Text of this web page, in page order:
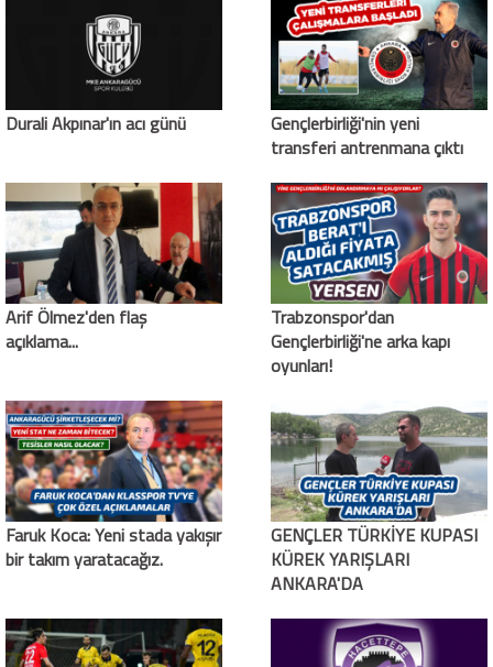
Durali Akpınar'ın acı günü
Gençlerbirliği'nin yeni
transferi antrenmana çıktı
Arif Ölmez'den flaş
açıklama...
Trabzonspor'dan
Gençlerbirliği'ne arka kapı
oyunları!
Faruk Koca: Yeni stada yakışır
bir takım yaratacağız.
GENÇLER TÜRKİYE KUPASI
KÜREK YARIŞLARI
ANKARA'DA